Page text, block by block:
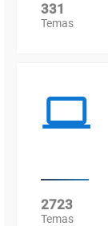
331
Temas
2723
Temas